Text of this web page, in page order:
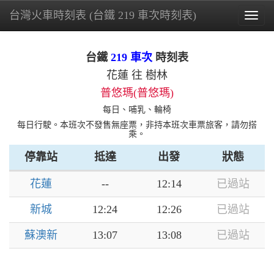
台灣火車時刻表 (台鐵 219 車次時刻表)
台鐵219 車次時刻表
花蓮 往 樹林
普悠瑪(普悠瑪)
每日、哺乳、輪椅
每日行駛。本班次不發售無座票，非持本班次車票旅客，請勿搭
乘。
停靠站 抵達 出發 狀態
花蓮 -- 12:14 已過站
新城 12:24 12:26 已過站
蘇澳新 13:07 13:08 已過站